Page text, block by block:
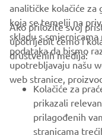
CORPORATE
FOR BUSINESS
MORE YAMAHA
analitičke kolačiće
koja se temelji na
skladu s
podataka da bismo
upotrebljavaju našu
web stranice,
Ako priložite svoj
upotrijebit ćemo i
društvenih medija:
Kolačiće za
prikazali
prilagođenih
stranicama